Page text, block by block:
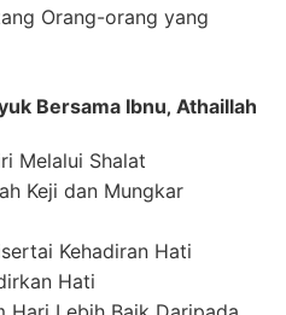
Orang-orang yang
Bersama Ibnu‚ Athaillah
Melalui Shalat
Keji dan Mungkar
Kehadiran Hati
Hati